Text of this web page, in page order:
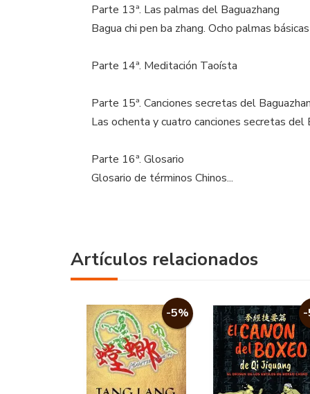
Parte 13ª. Las palmas del Baguazhang
Bagua chi pen ba zhang. Ocho palmas
Parte 14ª. Meditación Taoísta
Parte 15ª. Canciones secretas del
Las ochenta y cuatro canciones secretas del
Parte 16ª. Glosario
Glosario de términos Chinos...
Artículos relacionados
-5%